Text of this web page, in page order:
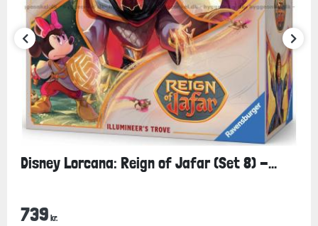
Disney Lorcana: Reign of Jafar (Set 8) -...
739 kr.